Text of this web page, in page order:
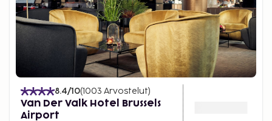
8.4/10(1003 Arvostelut)
Van Der Valk Hotel Brussels
Airport